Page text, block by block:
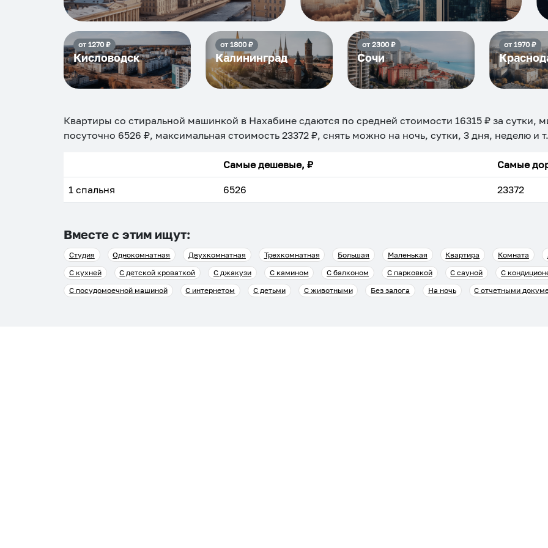
от 1270₽
Кисловодск
от 1800₽
Калининград
от 2300₽
Сочи
от 1970₽
Квартиры со стиральной машинкой в Нахабине сдаются по средней стоимости 16315 ₽ за сутки,
посуточно 6526 ₽, максимальная стоимость 23372 ₽, снять можно на ночь, сутки, 3 дня, неделю и
Самые дешевые, ₽ Самые
1 спальня 6526 23372
Вместе с этим ищут:
Студия Однокомнатная Двухкомнатная Трехкомнатная Большая Маленькая Квартира Комната
С кухней
С детской кроваткой С джакузи С камином С балконом С парковкой С сауной С
С посудомоечной машиной
С интернетом С детьми С животными Без залога На ночь С отчетными